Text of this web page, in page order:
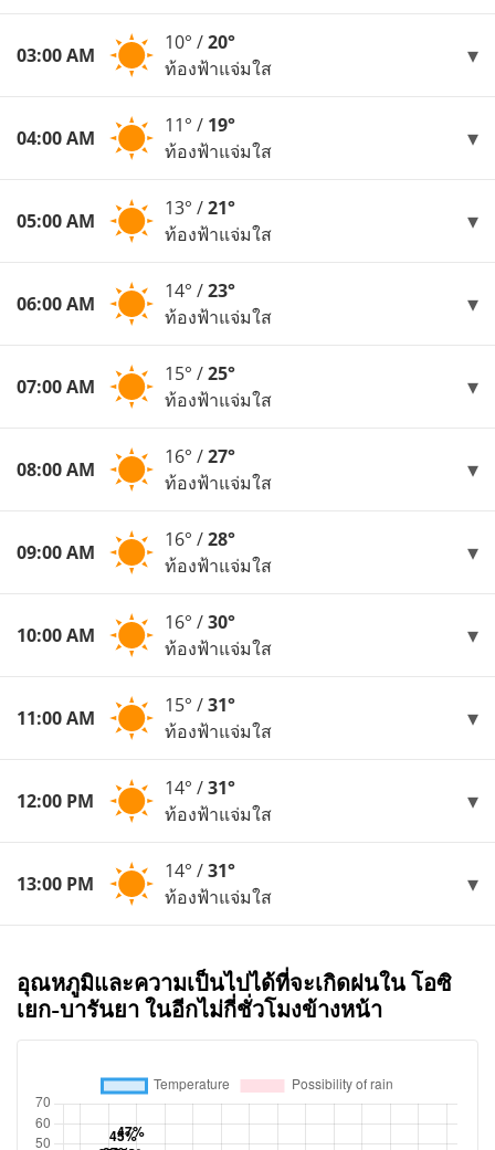
03:00 AM
10° /20°
ท้องฟ้าแจ่มใส
04:00 AM
11° / 19°
ท้องฟ้าแจ่มใส
05:00 AM
13° /21°
ท้องฟ้าแจ่มใส
06:00 AM
14° /23°
ท้องฟ้าแจ่มใส
07:00 AM
15° /25°
ท้องฟ้าแจ่มใส
08:00 AM
16° /27°
ท้องฟ้าแจ่มใส
09:00 AM
16° /28°
ท้องฟ้าแจ่มใส
10:00 AM
16° /30°
ท้องฟ้าแจ่มใส
11:00 AM
15° /31°
ท้องฟ้าแจ่มใส
12:00 PM
14° /31°
ท้องฟ้าแจ่มใส
13:00 PM
14° /31°
ท้องฟ้าแจ่มใส
อุณหภูมิและความเป็นไปได้ที่จะเกิดฝนใน โอซิ
เยก-บารันยา ในอีกไม่กี่ชั่วโมงข้างหน้า